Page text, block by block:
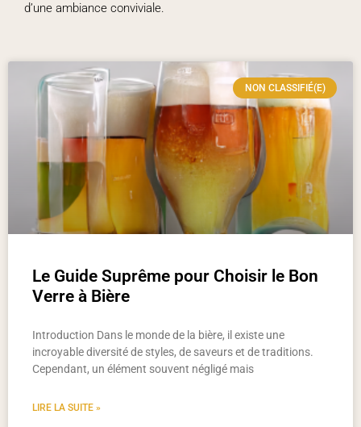
d’une ambiance conviviale.
NON CLASSIFIÉ(E)
Le Guide Suprême pour Choisir le Bon
Verre à Bière
Introduction Dans le monde de la bière, il existe une
incroyable diversité de styles, de saveurs et de traditions.
Cependant, un élément souvent négligé mais
LIRE LA SUITE »